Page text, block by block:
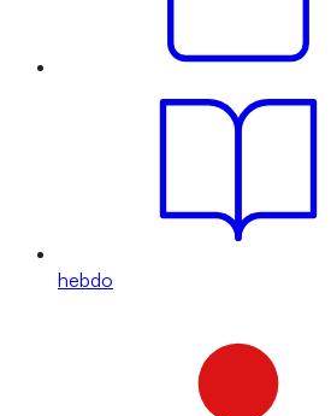
hebdo